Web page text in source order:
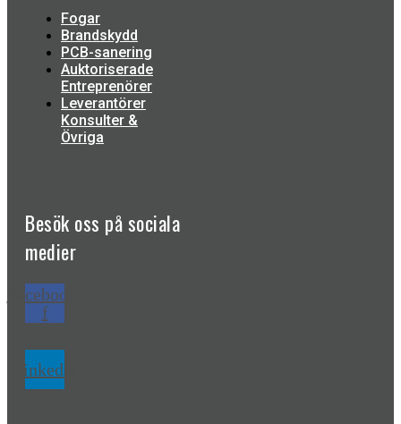
Fogar
Brandskydd
PCB-sanering
Auktoriserade
Entreprenörer
Leverantörer
Konsulter &
Övriga
Besök oss påsociala
medier
Facebook-
f
Linkedin